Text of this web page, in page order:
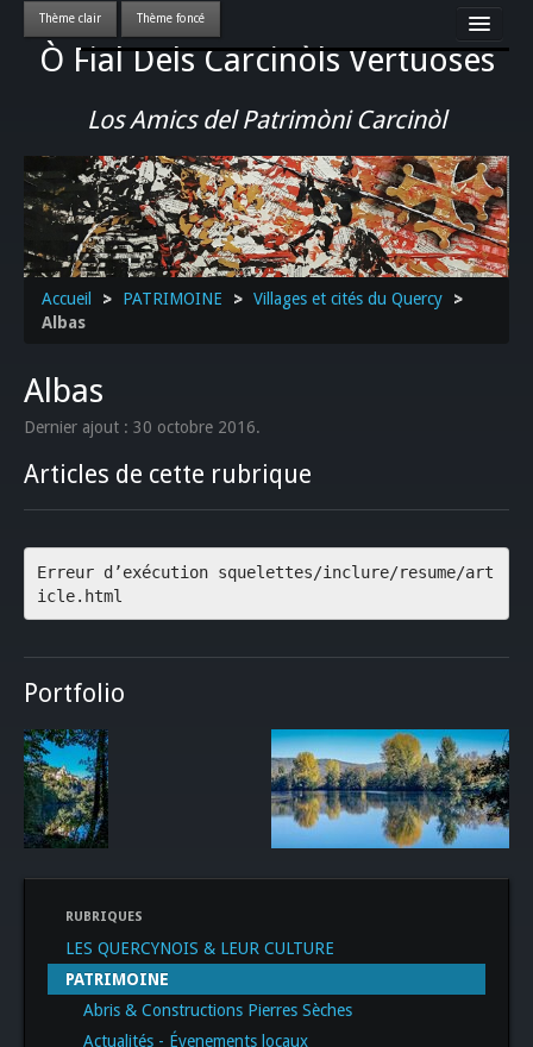
Ò Fial Dels Carcinòls Vertuoses
Los Amics del Patrimòni Carcinòl
Accueil
LES QUERCYNOIS & LEUR CULTURE
PATRIMOINE
GASTRONOMIE
ACTUALITE-CULTURE-EVENEMENTS LOCAUX
>>
Accueil > PATRIMOINE > Villages et cités du Quercy
>
Albas
Albas
Dernier ajout : 30 octobre 2016.
Articles de cette rubrique
Erreur d’exécution squelettes/inclure/resume/art
icle.html
Portfolio
RUBRIQUES
LES QUERCYNOIS & LEUR CULTURE
PATRIMOINE
Abris & Constructions Pierres Sèches
Actualités - Évenements locaux